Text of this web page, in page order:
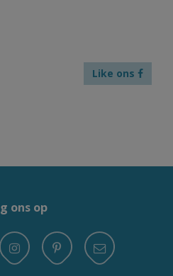
Like ons
ons op